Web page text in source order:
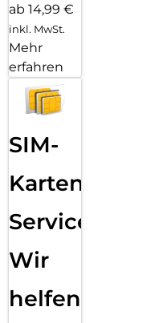
ab 14,99 €
inkl. MwSt.
Mehr
erfahren
SIM-
Karten
Service:
Wir
helfen